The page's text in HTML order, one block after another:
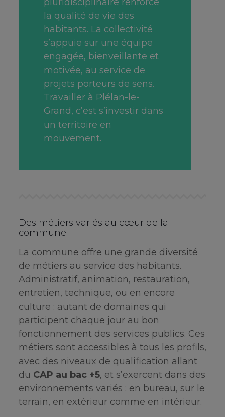
la qualité de vie des
habitants. La collectivité
s’appuie sur une équipe
engagée, bienveillante et
motivée, au service de
projets porteurs de sens.
Travailler à Plélan-le-
Grand, c’est s’investir dans
un territoire en
mouvement.
Des métiers variés au cœur de la
commune
La commune offre une grande diversité
de métiers au service des habitants.
Administratif, animation, restauration,
entretien, technique, ou en encore
culture : autant de domaines qui
participent chaque jour au bon
fonctionnement des services publics. Ces
métiers sont accessibles à tous les profils,
avec des niveaux de qualification allant
du CAP au bac +5, et s’exercent dans des
environnements variés : en bureau, sur le
terrain, en extérieur comme en intérieur.